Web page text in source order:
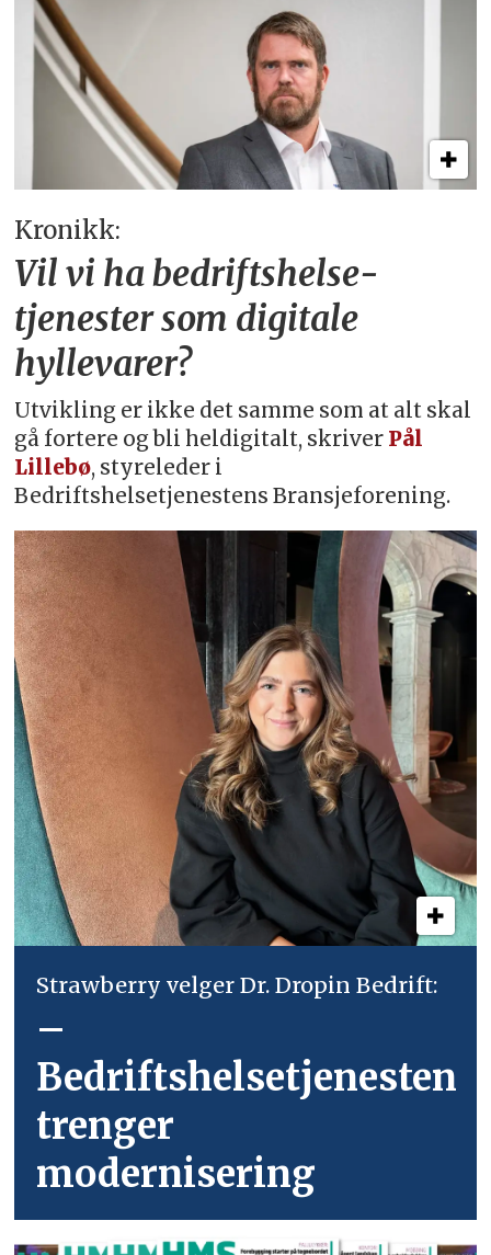
Kronikk:
Vil vi ha bedriftshelse­
tjenester som digitale
hyllevarer?
Utvikling er ikke det samme som at alt skal
gå fortere og bli heldigitalt, skriver Pål
Lillebø, styreleder i
Bedriftshelsetjenestens Bransjeforening.
Strawberry velger Dr. Dropin Bedrift:
–
Bedriftshelsetjenesten
trenger
modernisering